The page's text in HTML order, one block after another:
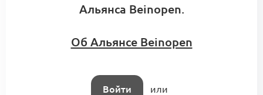
Альянса Beinopen.
Об Альянсе Beinopen
Войти или